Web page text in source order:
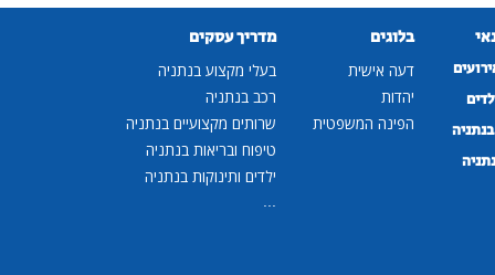
בלוגים
דעה אישית
יהדות
הפינה המשפטית
מדריך עסקים
בעלי מקצוע בנתניה
רכב בנתניה
שרותים מקצועיים בנתניה
טיפוח ובריאות בנתניה
ילדים ותינוקות בנתניה